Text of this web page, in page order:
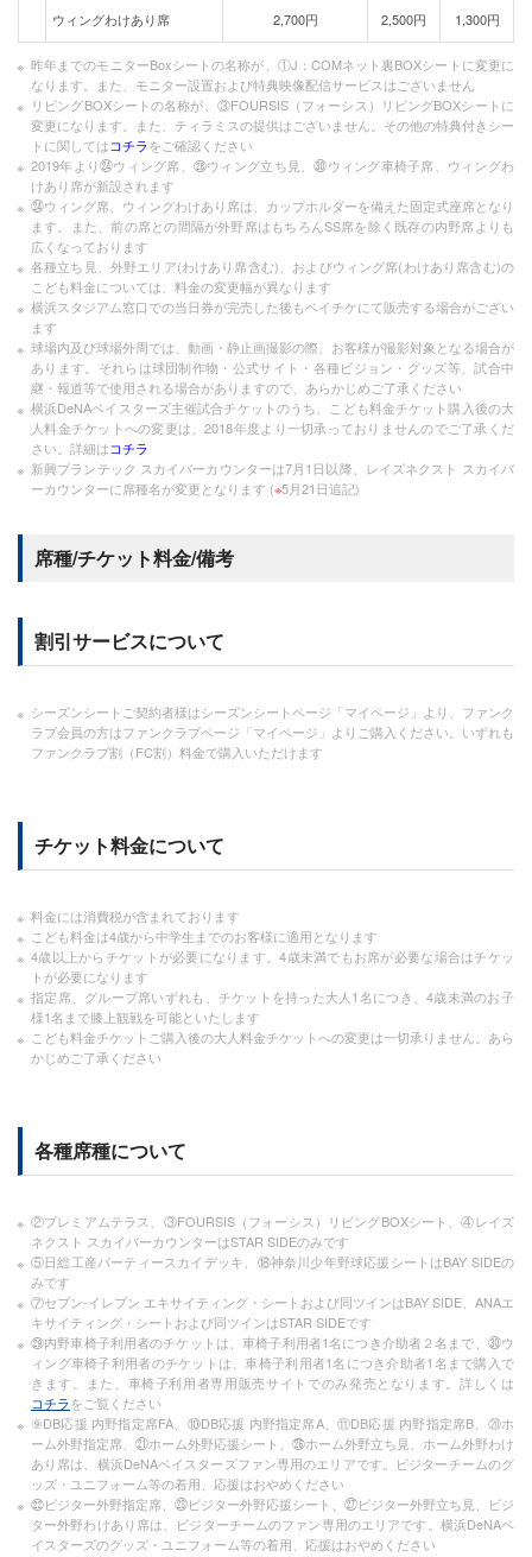
ウィングわけあり席 2,700円 2,500円 1,300円
昨年までのモニターBoxシートの名称が、①J：COMネット裏BOXシートに変更に
なります。また、モニター設置および特典映像配信サービスはございません
リビングBOXシートの名称が、③FOURSIS（フォーシス）リビングBOXシートに
変更になります。また、ティラミスの提供はございません。その他の特典付きシー
トに関してはコチラをご確認ください
2019年より㉔ウィング席、㉘ウィング立ち見、㉚ウィング車椅子席、ウィングわ
けあり席が新設されます
㉔ウィング席、ウィングわけあり席は、カップホルダーを備えた固定式座席となり
ます。また、前の席との間隔が外野席はもちろんSS席を除く既存の内野席よりも
広くなっております
各種立ち見、外野エリア(わけあり席含む)、およびウィング席(わけあり席含む)の
こども料金については、料金の変更幅が異なります
横浜スタジアム窓口での当日券が完売した後もベイチケにて販売する場合がござい
ます
球場内及び球場外周では、動画・静止画撮影の際、お客様が撮影対象となる場合が
あります。それらは球団制作物・公式サイト・各種ビジョン・グッズ等、試合中
継・報道等で使用される場合がありますので、あらかじめご了承ください
横浜DeNAベイスターズ主催試合チケットのうち、こども料金チケット購入後の大
人料金チケットへの変更は、2018年度より一切承っておりませんのでご了承くだ
さい。詳細はコチラ
新興プランテック スカイバーカウンターは7月1日以降、レイズネクスト スカイバ
ーカウンターに席種名が変更となります (※5月21日追記)
席種/チケット料金/備考
割引サービスについて
シーズンシートご契約者様はシーズンシートページ「マイページ」より、ファンク
ラブ会員の方はファンクラブページ「マイページ」よりご購入ください。いずれも
ファンクラブ割（FC割）料金で購入いただけます
チケット料金について
料金には消費税が含まれております
こども料金は4歳から中学生までのお客様に適用となります
4歳以上からチケットが必要になります。4歳未満でもお席が必要な場合はチケッ
トが必要になります
指定席、グループ席いずれも、チケットを持った大人1名につき、4歳未満のお子
様1名まで膝上観戦を可能といたします
こども料金チケットご購入後の大人料金チケットへの変更は一切承りません。あら
かじめご了承ください
各種席種について
②プレミアムテラス、③FOURSIS（フォーシス）リビングBOXシート、④レイズ
ネクスト スカイバーカウンターはSTAR SIDEのみです
⑤日総工産パーティースカイデッキ、⑱神奈川少年野球応援シートはBAY SIDEの
みです
⑦セブン-イレブン エキサイティング・シートおよび同ツインはBAY SIDE、ANAエ
キサイティング・シートおよび同ツインはSTAR SIDEです
㉙内野車椅子利用者のチケットは、車椅子利用者1名につき介助者２名まで、㉚ウ
ィング車椅子利用者のチケットは、車椅子利用者1名につき介助者1名まで購入で
きます。また、車椅子利用者専用販売サイトでのみ発売となります。詳しくは
コチラをご覧ください
⑨DB応援 内野指定席FA、⑩DB応援 内野指定席A、⑪DB応援 内野指定席B、⑳ホ
ーム外野指定席、㉑ホーム外野応援シート、㉖ホーム外野立ち見、ホーム外野わけ
あり席は、横浜DeNAベイスターズファン専用のエリアです。ビジターチームのグ
ッズ・ユニフォーム等の着用、応援はおやめください
㉒ビジター外野指定席、㉓ビジター外野応援シート、㉗ビジター外野立ち見、ビジ
ター外野わけあり席は、ビジターチームのファン専用のエリアです。横浜DeNAベ
イスターズのグッズ・ユニフォーム等の着用、応援はおやめください